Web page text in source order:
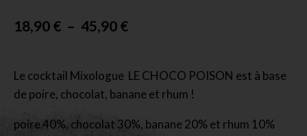
18,90€ – 45,90€
Le cocktail Mixologue LE CHOCO POISON est à base
de poire, chocolat, banane et rhum !
poire 40%, chocolat 30%, banane 20% et rhum 10%